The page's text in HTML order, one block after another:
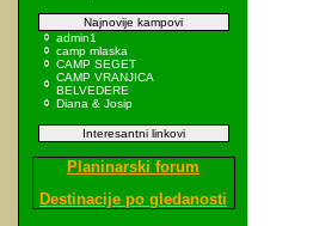
Najnovije kampovi
admin1
camp mlaska
CAMP SEGET
CAMP VRANJICA
BELVEDERE
Diana & Josip
Interesantni linkovi
Planinarski forum
Destinacije po gledanosti